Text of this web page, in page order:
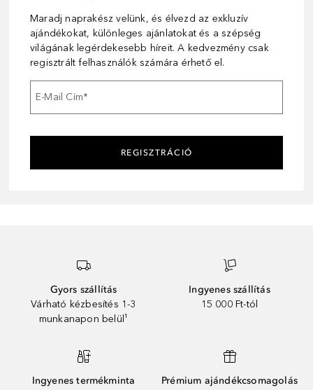
Maradj naprakész velünk, és élvezd az exkluzív
ajándékokat, különleges ajánlatokat és a szépség
világának legérdekesebb híreit. A kedvezmény csak
regisztrált felhasználók számára érhető el.
E-Mail Cím*
REGISZTRÁCIÓ
Gyors szállítás
Várható kézbesítés 1-3
munkanapon belül¹
Ingyenes szállítás
15 000 Ft-tól
Ingyenes termékminta
Prémium ajándékcsomagolás